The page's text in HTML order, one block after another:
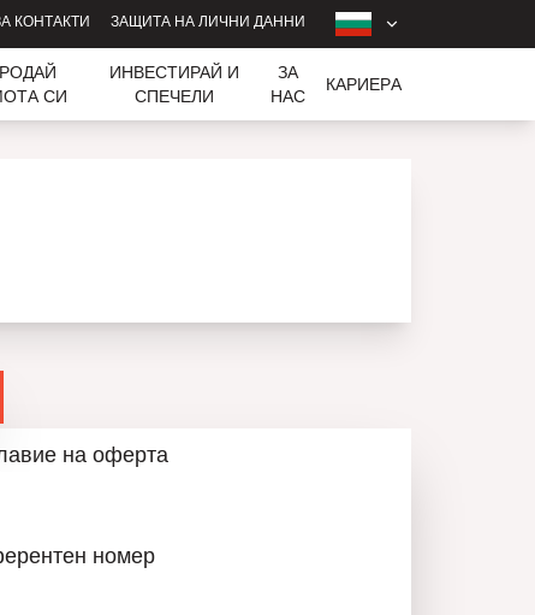
КОНТАКТИ ЗАЩИТА НА ЛИЧНИ ДАННИ
СИ
ИНВЕСТИРАЙ И
СПЕЧЕЛИ
ЗА
НАС
КАРИЕРA
на оферта
номер